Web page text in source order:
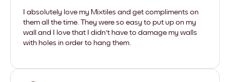
I absolutely love my Mixtiles and get compliments on
them all the time. They were so easy to put up on my
wall and I love that I didn't have to damage my walls
with holes in order to hang them.